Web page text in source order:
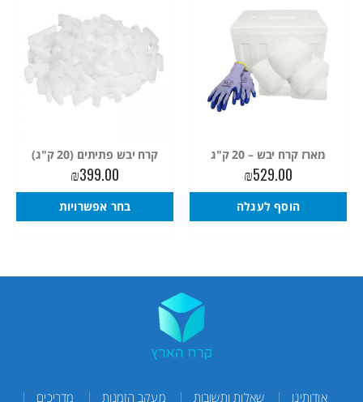
מארז קרח יבש – 20 ק"ג
₪529.00
הוסף לעגלה
קרח יבש פתיתים (20 ק"ג)
₪399.00
בחר אפשרויות
אודותינו שאלות ותשובות מעקב הזמנות מדריכים